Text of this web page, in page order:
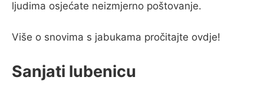
ljudima osjećate neizmjerno poštovanje.
Više o snovima s jabukama pročitajte ovdje!
Sanjati lubenicu